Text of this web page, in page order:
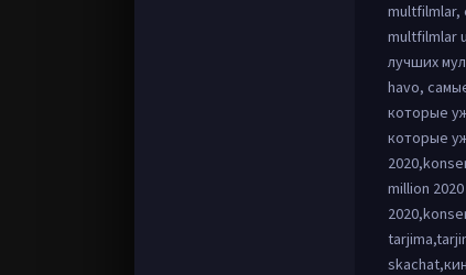
multfilmlar,
multfilmlar
лучших
havo,
которые
которые
million